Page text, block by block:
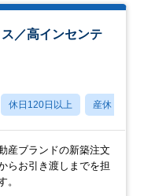
／高インセンテ
休日120日以上 産休・育休
産ブランドの新築注文
らお引き渡しまでを担
。